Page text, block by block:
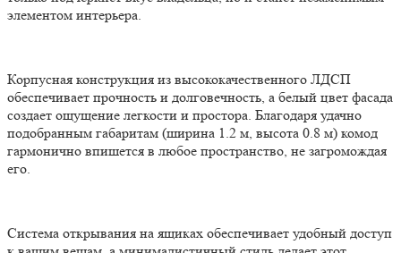
элементом интерьера.
Корпусная конструкция из высококачественного ЛДСП
обеспечивает прочность и долговечность, а белый цвет фасада
создает ощущение легкости и простора. Благодаря удачно
подобранным габаритам (ширина 1.2 м, высота 0.8 м) комод
гармонично впишется в любое пространство, не загромождая
его.
Система открывания на ящиках обеспечивает удобный доступ